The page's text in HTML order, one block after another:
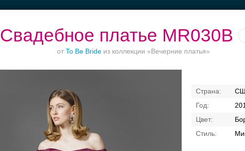
Свадебное платье MR030B
от To Be Bride из коллекции «Вечерние платья»
образ
городом